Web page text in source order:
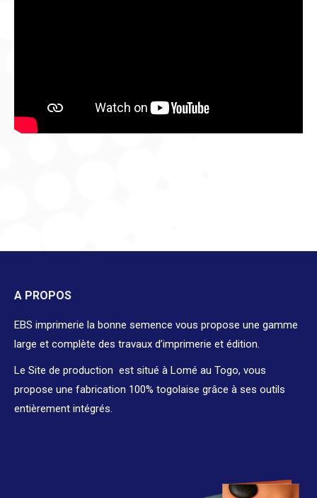
A PROPOS
EBS imprimerie la bonne semence vous propose une gamme
large et complète des travaux d’imprimerie et édition.
Le Site de production est situé à Lomé au Togo, vous
propose une fabrication 100% togolaise grâce à ses outils
entièrement intégrés.